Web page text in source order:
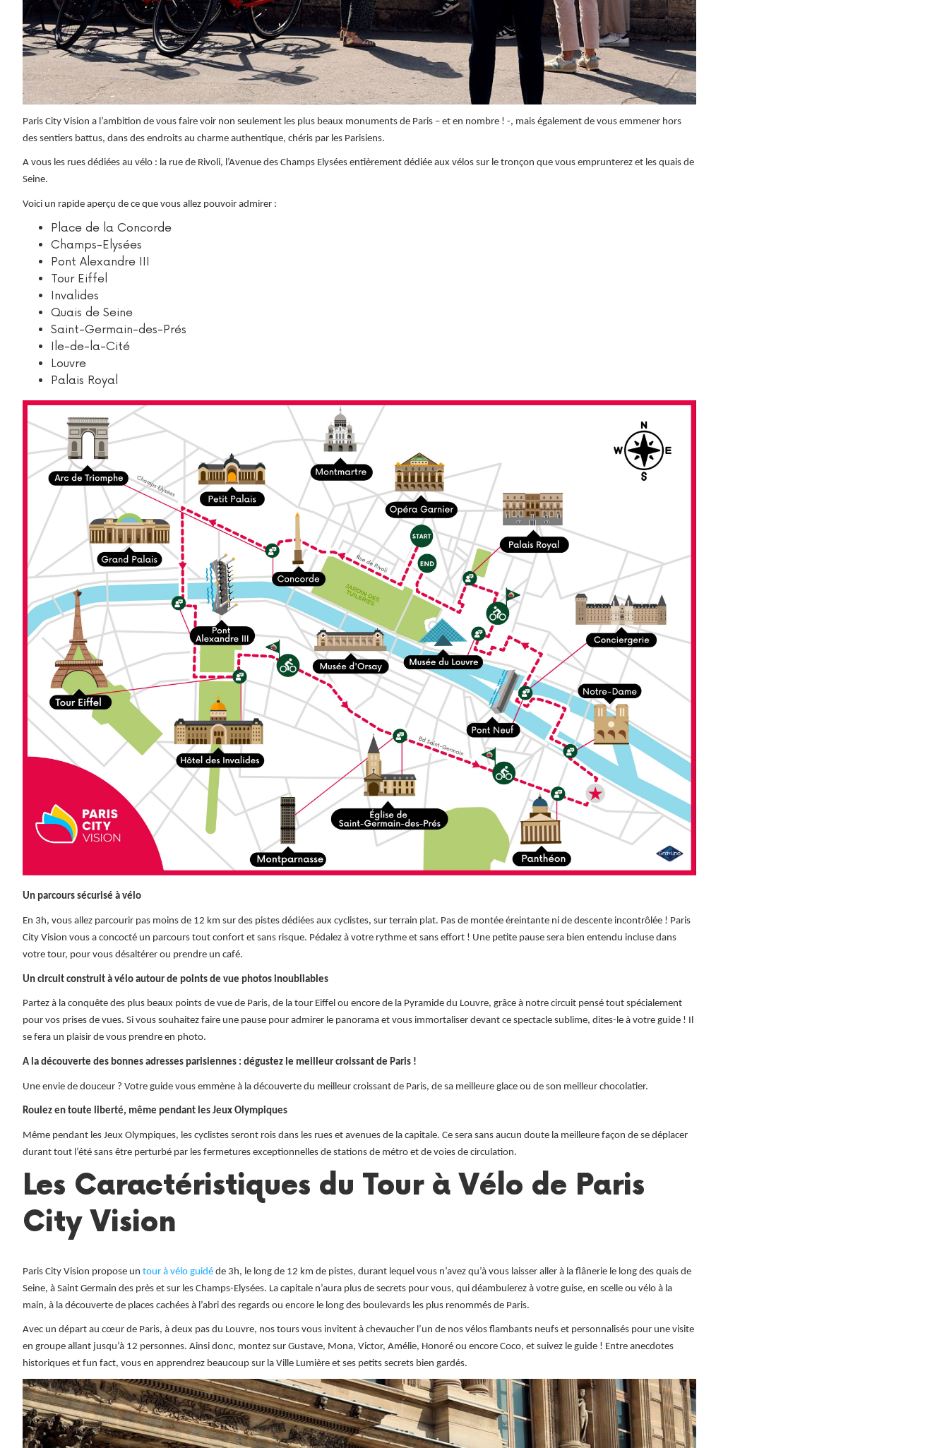
Paris City Vision a l’ambition de vous faire voir non seulement les plus beaux monuments de Paris – et en nombre ! -, mais également de vous emmener hors
des sentiers battus, dans des endroits au charme authentique, chéris par les Parisiens.
A vous les rues dédiées au vélo : la rue de Rivoli, l’Avenue des Champs Elysées entièrement dédiée aux vélos sur le tronçon que vous emprunterez et les quais de
Seine.
Voici un rapide aperçu de ce que vous allez pouvoir admirer :
Place de la Concorde
Champs-Elysées
Pont Alexandre III
Tour Eiffel
Invalides
Quais de Seine
Saint-Germain-des-Prés
Ile-de-la-Cité
Louvre
Palais Royal
Un parcours sécurisé à vélo
En 3h, vous allez parcourir pas moins de 12 km sur des pistes dédiées aux cyclistes, sur terrain plat. Pas de montée éreintante ni de descente incontrôlée ! Paris
City Vision vous a concocté un parcours tout confort et sans risque. Pédalez à votre rythme et sans effort ! Une petite pause sera bien entendu incluse dans
votre tour, pour vous désaltérer ou prendre un café.
Un circuit construit à vélo autour de points de vue photos inoubliables
Partez à la conquête des plus beaux points de vue de Paris, de la tour Eiffel ou encore de la Pyramide du Louvre, grâce à notre circuit pensé tout spécialement
pour vos prises de vues. Si vous souhaitez faire une pause pour admirer le panorama et vous immortaliser devant ce spectacle sublime, dites-le à votre guide ! Il
se fera un plaisir de vous prendre en photo.
A la découverte des bonnes adresses parisiennes : dégustez le meilleur croissant de Paris !
Une envie de douceur ? Votre guide vous emmène à la découverte du meilleur croissant de Paris, de sa meilleure glace ou de son meilleur chocolatier.
Roulez en toute liberté, même pendant les Jeux Olympiques
Même pendant les Jeux Olympiques, les cyclistes seront rois dans les rues et avenues de la capitale. Ce sera sans aucun doute la meilleure façon de se déplacer
durant tout l’été sans être perturbé par les fermetures exceptionnelles de stations de métro et de voies de circulation.
Les Caractéristiques du Tour à Vélo de Paris
City Vision
Paris City Vision propose un tour à vélo guidé de 3h, le long de 12 km de pistes, durant lequel vous n’avez qu’à vous laisser aller à la flânerie le long des quais de
Seine, à Saint Germain des près et sur les Champs-Elysées. La capitale n’aura plus de secrets pour vous, qui déambulerez à votre guise, en scelle ou vélo à la
main, à la découverte de places cachées à l’abri des regards ou encore le long des boulevards les plus renommés de Paris.
Avec un départ au cœur de Paris, à deux pas du Louvre, nos tours vous invitent à chevaucher l’un de nos vélos flambants neufs et personnalisés pour une visite
en groupe allant jusqu’à 12 personnes. Ainsi donc, montez sur Gustave, Mona, Victor, Amélie, Honoré ou encore Coco, et suivez le guide ! Entre anecdotes
historiques et fun fact, vous en apprendrez beaucoup sur la Ville Lumière et ses petits secrets bien gardés.